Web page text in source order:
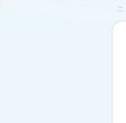
:::